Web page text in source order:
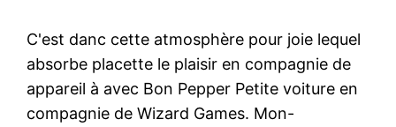
C'est danc cette atmosphère pour joie lequel
absorbe placette le plaisir en compagnie de
appareil à avec Bon Pepper Petite voiture en
compagnie de Wizard Games. Mon-